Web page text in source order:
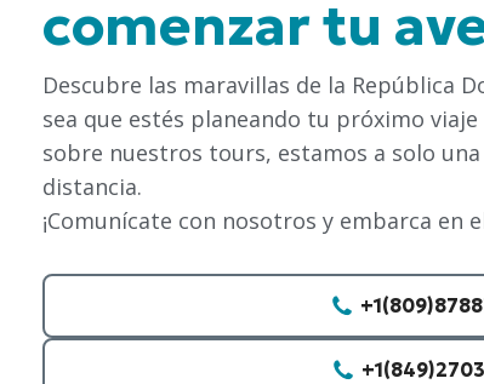
comenzar tu
Descubre las maravillas de la República
sea que estés planeando tu próximo
sobre nuestros tours, estamos a solo
distancia.
¡Comunícate con nosotros y embarca en